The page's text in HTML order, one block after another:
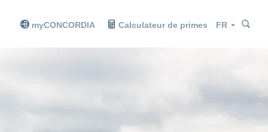
myCONCORDIA Calculateur de primes Langue